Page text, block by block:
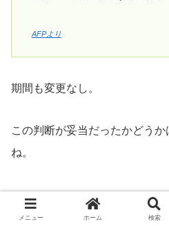
AFPより
期間も変更なし。
この判断が妥当だったかどう
ね。
メニュー ホーム 検索